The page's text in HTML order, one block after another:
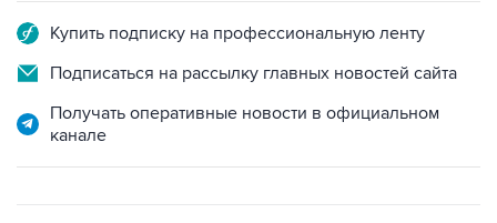
Купить подписку на профессиональную ленту
Подписаться на рассылку главных новостей сайта
Получать оперативные новости в официальном
канале